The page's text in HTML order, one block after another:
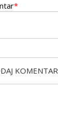
*
KOMENTAR